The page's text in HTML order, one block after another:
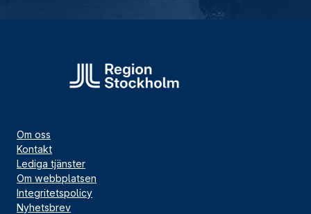
Om oss
Kontakt
Lediga tjänster
Om webbplatsen
Integritetspolicy
Nyhetsbrev